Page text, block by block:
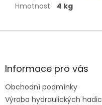
Hmotnost: 4 kg
Z
aInformace pro vás
Obchodní podmínky
Výroba hydraulických hadic